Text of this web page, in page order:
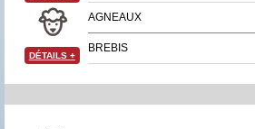
AGNEAUX
BREBIS
DÉTAILS +